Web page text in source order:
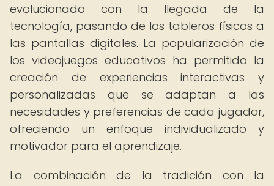
evolucionado con la llegada de la
tecnología, pasando de los tableros físicos a
las pantallas digitales. La popularización de
los videojuegos educativos ha permitido la
creación de experiencias interactivas y
personalizadas que se adaptan a las
necesidades y preferencias de cada jugador,
ofreciendo un enfoque individualizado y
motivador para el aprendizaje.
La combinación de la tradición con la